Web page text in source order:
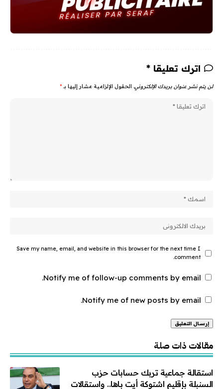
اترك تعليقا *
لن يتم نشر عنوان بريدك الإلكتروني. الحقول الإلزامية مشار إليها بـ *
Save my name, email, and website in this browser for the next time I
comment.
Notify me of follow-up comments by email.
Notify me of new posts by email.
مقالات ذات صلة
استقالة جماعية تربك حسابات حزب
السنبلة بإقليم اشتوكة أيت باها.. واستقالات